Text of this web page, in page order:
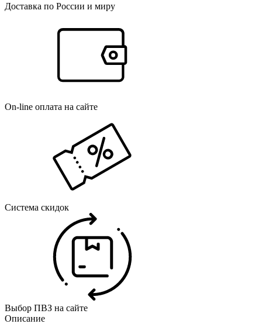
Доставка по России и миру
On-line оплата на сайте
Система скидок
Выбор ПВЗ на сайте
Описание